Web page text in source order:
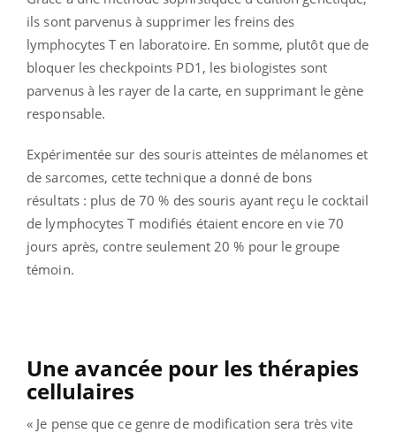
ils sont parvenus à supprimer les freins des
lymphocytes T en laboratoire. En somme, plutôt que de
bloquer les checkpoints PD1, les biologistes sont
parvenus à les rayer de la carte, en supprimant le gène
responsable.
Expérimentée sur des souris atteintes de mélanomes et
de sarcomes, cette technique a donné de bons
résultats : plus de 70 % des souris ayant reçu le cocktail
de lymphocytes T modifiés étaient encore en vie 70
jours après, contre seulement 20 % pour le groupe
témoin.
Une avancée pour les thérapies
cellulaires
« Je pense que ce genre de modification sera très vite